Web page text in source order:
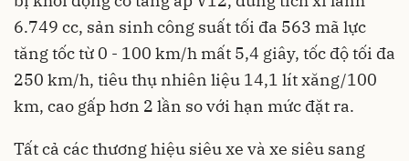
6.749 cc, sản sinh công suất tối đa 563 mã lực
tăng tốc từ 0 - 100 km/h mất 5,4 giây, tốc độ tối đa
250 km/h, tiêu thụ nhiên liệu 14,1 lít xăng/100
km, cao gấp hơn 2 lần so với hạn mức đặt ra.
Tất cả các thương hiệu siêu xe và xe siêu sang